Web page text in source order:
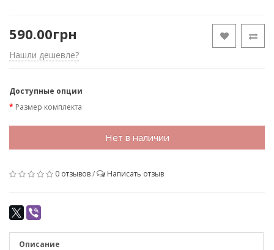
590.00грн
Нашли дешевле?
Доступные опции
Размер комплекта
Нет в наличии
0 отзывов/ Написать отзыв
Описание